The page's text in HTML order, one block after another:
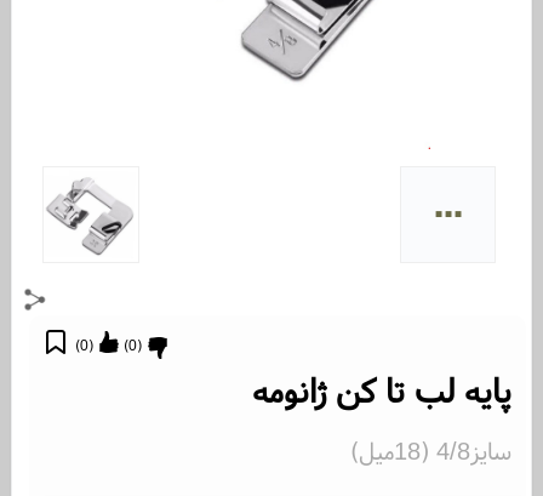
...
(
0
) (
0
)
پایه لب تا کن ژانومه
سایز4/8 (18میل)